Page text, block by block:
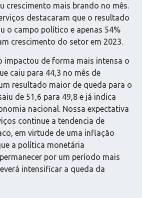
crescimento mais brando no mês.
destacaram que o resultado
o campo político e apenas 54%
crescimento do setor em 2023.
impactou de forma mais intensa o
caiu para 44,3 no mês de
resultado maior de queda para o
de 51,6 para 49,8 e já indica
nacional. Nossa expectativa
continue a tendencia de
em virtude de uma inflação
a política monetária
por um período mais
intensificar a queda da